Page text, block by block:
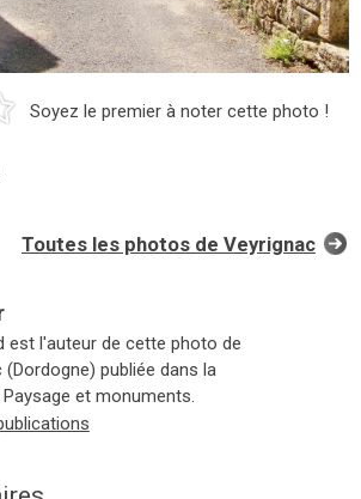
Soyez le premier à noter cette photo !
Toutes les photos de Veyrignac
est l'auteur de cette photo de
(Dordogne) publiée dans la
et monuments.